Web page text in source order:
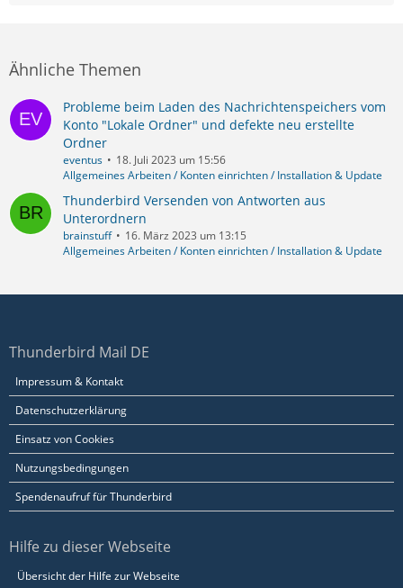
Ähnliche Themen
Probleme beim Laden des Nachrichtenspeichers vom
Konto "Lokale Ordner" und defekte neu erstellte
Ordner
eventus
18. Juli 2023 um 15:56
Allgemeines Arbeiten / Konten einrichten / Installation & Update
Thunderbird Versenden von Antworten aus
Unterordnern
brainstuff
16. März 2023 um 13:15
Allgemeines Arbeiten / Konten einrichten / Installation & Update
Thunderbird Mail DE
Impressum & Kontakt
Datenschutzerklärung
Einsatz von Cookies
Nutzungsbedingungen
Spendenaufruf für Thunderbird
Hilfe zu dieser Webseite
Übersicht der Hilfe zur Webseite